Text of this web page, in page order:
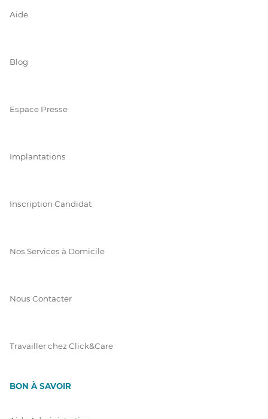
Aide
Blog
Espace Presse
Implantations
Inscription Candidat
Nos Services à Domicile
Nous Contacter
Travailler chez Click&Care
BON À SAVOIR